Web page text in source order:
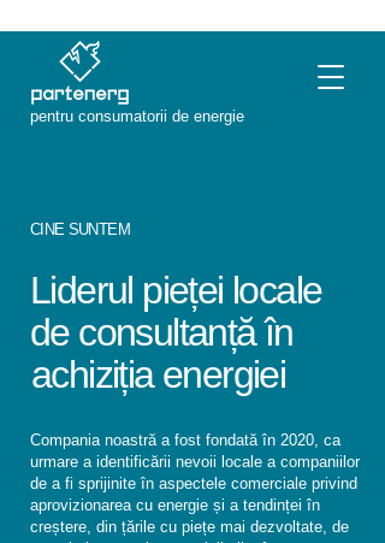
pentru consumatorii de energie
Liderul pieței locale
de consultanță în
achiziția energiei
pentru consumatorii de energie
CINE SUNTEM
Compania noastră a fost fondată în 2020, ca
urmare a identificării nevoii locale a companiilor
de a fi sprijinite în aspectele comerciale privind
aprovizionarea cu energie și a tendinței în
creștere, din țările cu piețe mai dezvoltate, de